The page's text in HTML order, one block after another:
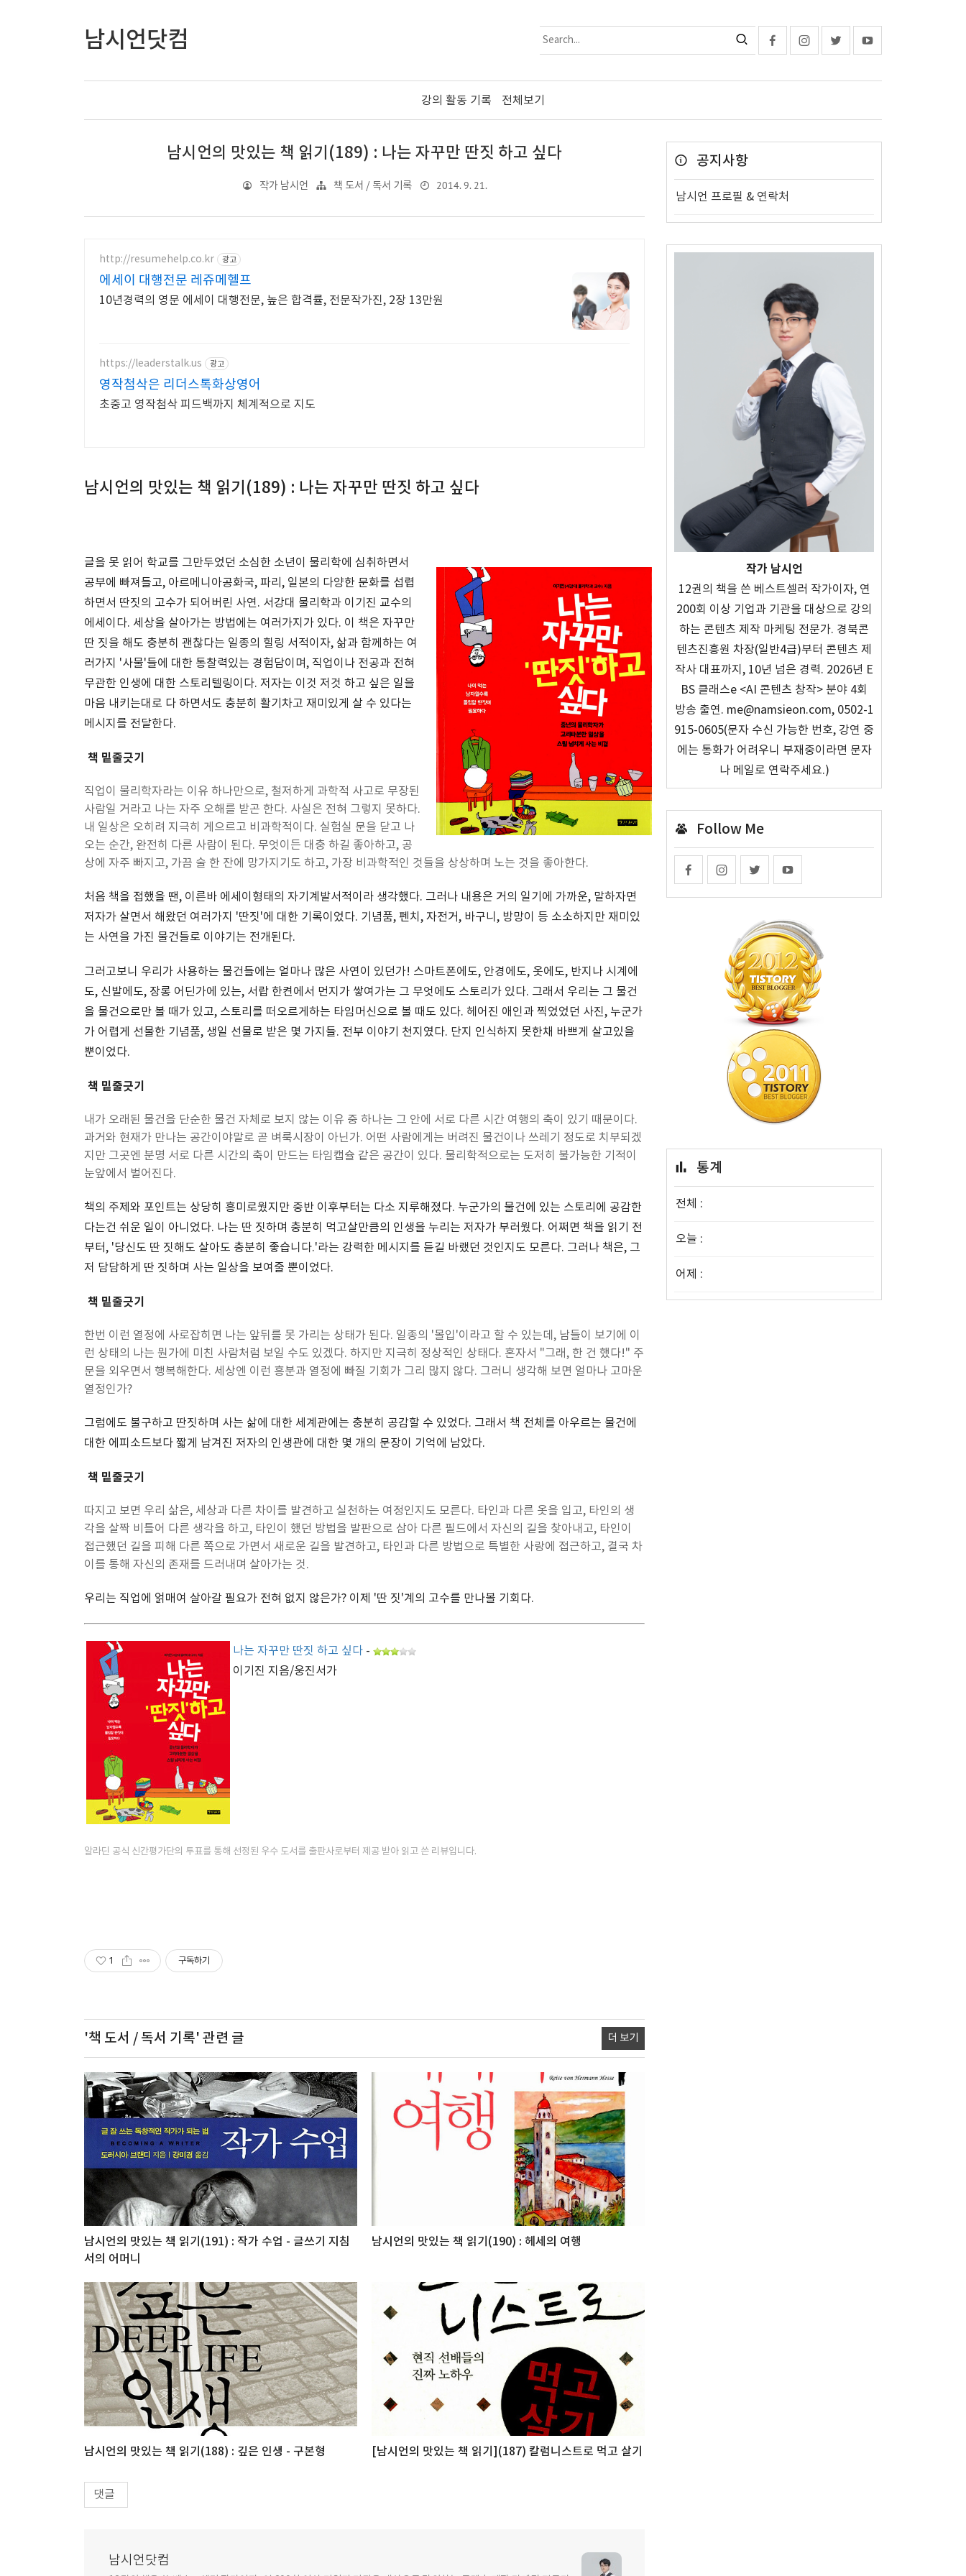
남시언닷컴
강의 활동 기록 전체보기
남시언의 맛있는 책 읽기(189) : 나는 자꾸만 딴짓 하고 싶다
작가 남시언 책 도서 / 독서 기록 2014. 9. 21.
http://resumehelp.co.kr 광고
에세이 대행전문 레쥬메헬프
10년경력의 영문 에세이 대행전문, 높은 합격률, 전문작가진, 2장 13만원
https://leaderstalk.us 광고
영작첨삭은 리더스톡화상영어
초중고 영작첨삭 피드백까지 체계적으로 지도
남시언의 맛있는 책 읽기(189) : 나는 자꾸만 딴짓 하고 싶다
글을 못 읽어 학교를 그만두었던 소심한 소년이 물리학에 심취하면서
공부에 빠져들고, 아르메니아공화국, 파리, 일본의 다양한 문화를 섭렵
하면서 딴짓의 고수가 되어버린 사연. 서강대 물리학과 이기진 교수의
에세이다. 세상을 살아가는 방법에는 여러가지가 있다. 이 책은 자꾸만
딴 짓을 해도 충분히 괜찮다는 일종의 힐링 서적이자, 삶과 함께하는 여
러가지 '사물'들에 대한 통찰력있는 경험담이며, 직업이나 전공과 전혀
무관한 인생에 대한 스토리텔링이다. 저자는 이것 저것 하고 싶은 일을
마음 내키는대로 다 하면서도 충분히 활기차고 재미있게 살 수 있다는
메시지를 전달한다.
책 밑줄긋기
직업이 물리학자라는 이유 하나만으로, 철저하게 과학적 사고로 무장된
사람일 거라고 나는 자주 오해를 받곤 한다. 사실은 전혀 그렇지 못하다.
내 일상은 오히려 지극히 게으르고 비과학적이다. 실험실 문을 닫고 나
오는 순간, 완전히 다른 사람이 된다. 무엇이든 대충 하길 좋아하고, 공
상에 자주 빠지고, 가끔 술 한 잔에 망가지기도 하고, 가장 비과학적인 것들을 상상하며 노는 것을 좋아한다.
처음 책을 접했을 땐, 이른바 에세이형태의 자기계발서적이라 생각했다. 그러나 내용은 거의 일기에 가까운, 말하자면
저자가 살면서 해왔던 여러가지 '딴짓'에 대한 기록이었다. 기념품, 펜치, 자전거, 바구니, 방망이 등 소소하지만 재미있
는 사연을 가진 물건들로 이야기는 전개된다.
그러고보니 우리가 사용하는 물건들에는 얼마나 많은 사연이 있던가! 스마트폰에도, 안경에도, 옷에도, 반지나 시계에
도, 신발에도, 장롱 어딘가에 있는, 서랍 한켠에서 먼지가 쌓여가는 그 무엇에도 스토리가 있다. 그래서 우리는 그 물건
을 물건으로만 볼 때가 있고, 스토리를 떠오르게하는 타임머신으로 볼 때도 있다. 헤어진 애인과 찍었었던 사진, 누군가
가 어렵게 선물한 기념품, 생일 선물로 받은 몇 가지들. 전부 이야기 천지였다. 단지 인식하지 못한채 바쁘게 살고있을
뿐이었다.
책 밑줄긋기
내가 오래된 물건을 단순한 물건 자체로 보지 않는 이유 중 하나는 그 안에 서로 다른 시간 여행의 축이 있기 때문이다.
과거와 현재가 만나는 공간이야말로 곧 벼룩시장이 아닌가. 어떤 사람에게는 버려진 물건이나 쓰레기 정도로 치부되겠
지만 그곳엔 분명 서로 다른 시간의 축이 만드는 타임캡슐 같은 공간이 있다. 물리학적으로는 도저히 불가능한 기적이
눈앞에서 벌어진다.
책의 주제와 포인트는 상당히 흥미로웠지만 중반 이후부터는 다소 지루해졌다. 누군가의 물건에 있는 스토리에 공감한
다는건 쉬운 일이 아니었다. 나는 딴 짓하며 충분히 먹고살만큼의 인생을 누리는 저자가 부러웠다. 어쩌면 책을 읽기 전
부터, '당신도 딴 짓해도 살아도 충분히 좋습니다.'라는 강력한 메시지를 듣길 바랬던 것인지도 모른다. 그러나 책은, 그
저 담담하게 딴 짓하며 사는 일상을 보여줄 뿐이었다.
책 밑줄긋기
한번 이런 열정에 사로잡히면 나는 앞뒤를 못 가리는 상태가 된다. 일종의 '몰입'이라고 할 수 있는데, 남들이 보기에 이
런 상태의 나는 뭔가에 미친 사람처럼 보일 수도 있겠다. 하지만 지극히 정상적인 상태다. 혼자서 "그래, 한 건 했다!" 주
문을 외우면서 행복해한다. 세상엔 이런 흥분과 열정에 빠질 기회가 그리 많지 않다. 그러니 생각해 보면 얼마나 고마운
열정인가?
그럼에도 불구하고 딴짓하며 사는 삶에 대한 세계관에는 충분히 공감할 수 있었다. 그래서 책 전체를 아우르는 물건에
대한 에피소드보다 짧게 남겨진 저자의 인생관에 대한 몇 개의 문장이 기억에 남았다.
책 밑줄긋기
따지고 보면 우리 삶은, 세상과 다른 차이를 발견하고 실천하는 여정인지도 모른다. 타인과 다른 옷을 입고, 타인의 생
각을 살짝 비틀어 다른 생각을 하고, 타인이 했던 방법을 발판으로 삼아 다른 필드에서 자신의 길을 찾아내고, 타인이
접근했던 길을 피해 다른 쪽으로 가면서 새로운 길을 발견하고, 타인과 다른 방법으로 특별한 사랑에 접근하고, 결국 차
이를 통해 자신의 존재를 드러내며 살아가는 것.
우리는 직업에 얽매여 살아갈 필요가 전혀 없지 않은가? 이제 '딴 짓'계의 고수를 만나볼 기회다.
나는 자꾸만 딴짓 하고 싶다 -
이기진 지음/웅진서가
알라딘 공식 신간평가단의 투표를 통해 선정된 우수 도서를 출판사로부터 제공 받아 읽고 쓴 리뷰입니다.
1 구독하기
'책 도서 / 독서 기록' 관련 글 더 보기
남시언의 맛있는 책 읽기(191) : 작가 수업 - 글쓰기 지침
서의 어머니
남시언의 맛있는 책 읽기(190) : 헤세의 여행
남시언의 맛있는 책 읽기(188) : 깊은 인생 - 구본형 [남시언의 맛있는 책 읽기](187) 칼럼니스트로 먹고 살기
댓글
남시언닷컴
공지사항
남시언 프로필 & 연락처
작가 남시언
12권의 책을 쓴 베스트셀러 작가이자, 연
200회 이상 기업과 기관을 대상으로 강의
하는 콘텐츠 제작 마케팅 전문가. 경북콘
텐츠진흥원 차장(일반4급)부터 콘텐츠 제
작사 대표까지, 10년 넘은 경력. 2026년 E
BS 클래스e <AI 콘텐츠 창작> 분야 4회
방송 출연. me@namsieon.com, 0502-1
915-0605(문자 수신 가능한 번호, 강연 중
에는 통화가 어려우니 부재중이라면 문자
나 메일로 연락주세요.)
Follow Me
통계
전체 :
오늘 :
어제 :